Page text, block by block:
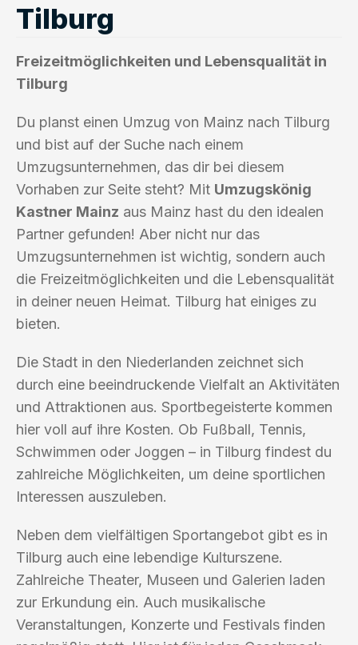
Tilburg
Freizeitmöglichkeiten und Lebensqualität in
Tilburg
Du planst einen Umzug von Mainz nach Tilburg
und bist auf der Suche nach einem
Umzugsunternehmen, das dir bei diesem
Vorhaben zur Seite steht? Mit Umzugskönig
Kastner Mainz aus Mainz hast du den idealen
Partner gefunden! Aber nicht nur das
Umzugsunternehmen ist wichtig, sondern auch
die Freizeitmöglichkeiten und die Lebensqualität
in deiner neuen Heimat. Tilburg hat einiges zu
bieten.
Die Stadt in den Niederlanden zeichnet sich
durch eine beeindruckende Vielfalt an Aktivitäten
und Attraktionen aus. Sportbegeisterte kommen
hier voll auf ihre Kosten. Ob Fußball, Tennis,
Schwimmen oder Joggen – in Tilburg findest du
zahlreiche Möglichkeiten, um deine sportlichen
Interessen auszuleben.
Neben dem vielfältigen Sportangebot gibt es in
Tilburg auch eine lebendige Kulturszene.
Zahlreiche Theater, Museen und Galerien laden
zur Erkundung ein. Auch musikalische
Veranstaltungen, Konzerte und Festivals finden